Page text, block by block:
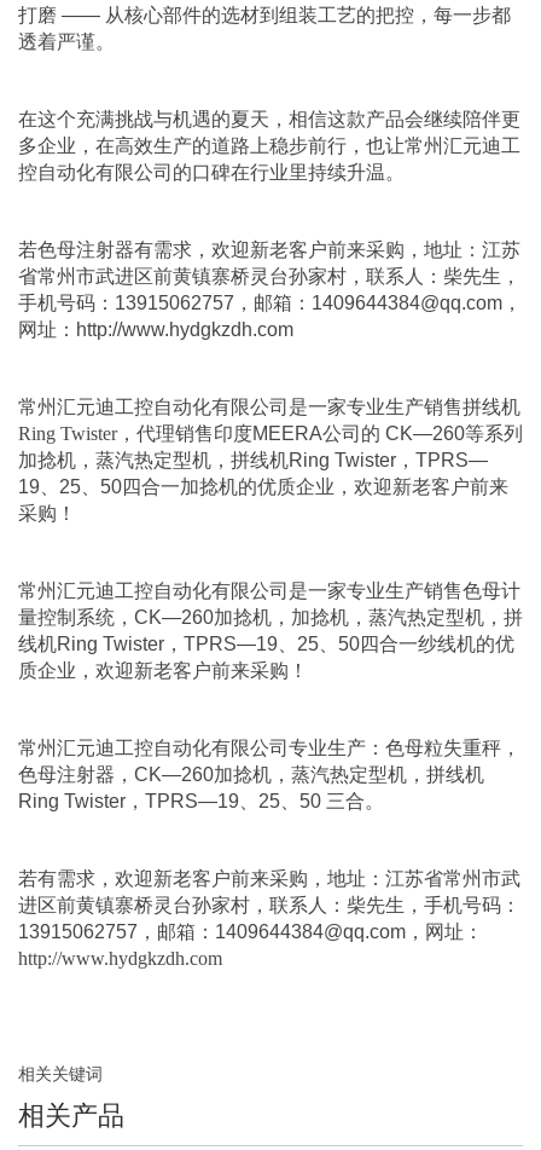
打磨 —— 从核心部件的选材到组装工艺的把控，每一步都
透着严谨。
在这个充满挑战与机遇的夏天，相信这款产品会继续陪伴更
多企业，在高效生产的道路上稳步前行，也让常州汇元迪工
控自动化有限公司的口碑在行业里持续升温。
若色母注射器有需求，欢迎新老客户前来采购，地址：江苏
省常州市武进区前黄镇寨桥灵台孙家村，联系人：柴先生，
手机号码：13915062757，邮箱：1409644384@qq.com，
网址： http://www.hydgkzdh.com
常州汇元迪工控自动化有限公司 是一家专业生产销售拼线机
Ring Twister，代理销售印度MEERA公司的 CK—260等系列
加捻机 ， 蒸汽热定型机 ， 拼线机Ring Twister ， TPRS—
19、25、50四合一加捻机的优质企业，欢迎新老客户前来
采购！
常州汇元迪工控自动化有限公司 是一家专业生产销售色母计
量控制系统 ， CK—260加捻机 ， 加捻机 ， 蒸汽热定型机 ， 拼
线机Ring Twister ， TPRS—19、25、50四合一纱线机的优
质企业，欢迎新老客户前来采购！
常州汇元迪工控自动化有限公司 专业生产： 色母粒失重秤 ，
色母注射器 ， CK—260加捻机 ， 蒸汽热定型机 ， 拼线机
Ring Twister ， TPRS—19、25、50 三合。
若有需求，欢迎新老客户前来采购，地址：江苏省常州市武
进区前黄镇寨桥灵台孙家村，联系人：柴先生，手机号码：
13915062757，邮箱：1409644384@qq.com，网址：
http://www.hydgkzdh.com
相关关键词
相关产品